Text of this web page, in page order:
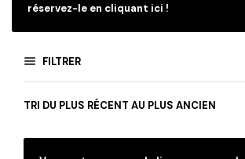
réservez-le en cliquant ici !
FILTRER